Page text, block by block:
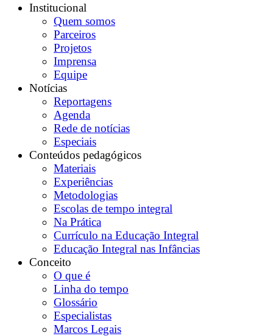
Institucional
Quem somos
Parceiros
Projetos
Imprensa
Equipe
Notícias
Reportagens
Agenda
Rede de notícias
Especiais
Conteúdos pedagógicos
Materiais
Experiências
Metodologias
Escolas de tempo integral
Na Prática
Currículo na Educação Integral
Educação Integral nas Infâncias
Conceito
O que é
Linha do tempo
Glossário
Especialistas
Marcos Legais